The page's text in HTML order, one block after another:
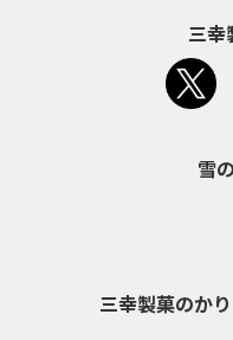
三幸
雪
三幸製菓のか